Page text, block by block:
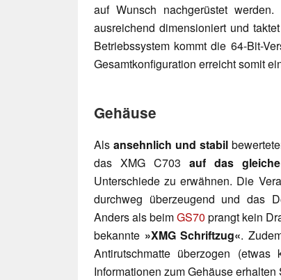
auf Wunsch nachgerüstet
ausreichend dimensioniert und
Betriebssystem kommt die 64-Bit-
Gesamtkonfiguration erreicht somit
Gehäuse
Alsansehnlich und stabil
das XMG C703 auf das
Unterschiede zu erwähnen. Die
durchweg überzeugend und das
Anders als beimGS70 prangt kein
bekannte »XMG Schriftzug«.
Antirutschmatte überzogen
Informationen zum Gehäuse erhalten